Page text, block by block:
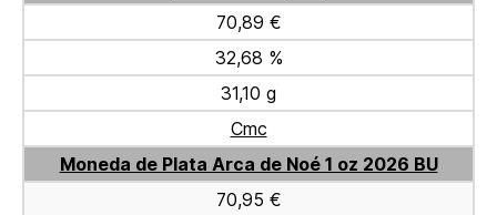
70,89 €
32,68 %
31,10 g
Cmc
Moneda de Plata Arca de Noé 1 oz 2026 BU
70,95 €